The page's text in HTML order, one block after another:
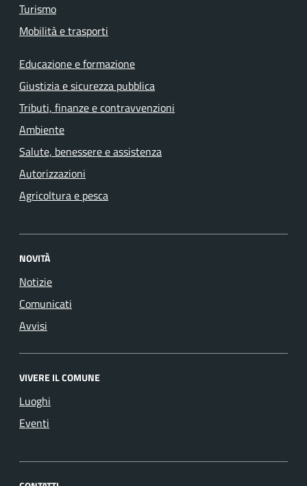
Turismo
Mobilità e trasporti
Educazione e formazione
Giustizia e sicurezza pubblica
Tributi, finanze e contravvenzioni
Ambiente
Salute, benessere e assistenza
Autorizzazioni
Agricoltura e pesca
NOVITÀ
Notizie
Comunicati
Avvisi
VIVERE IL COMUNE
Luoghi
Eventi